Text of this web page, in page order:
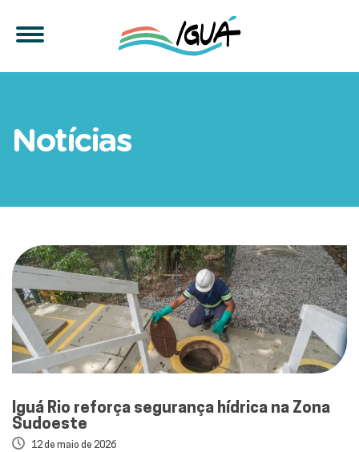
Notícias
Iguá Rio reforça segurança hídrica na Zona
Sudoeste
12 de maio de 2026